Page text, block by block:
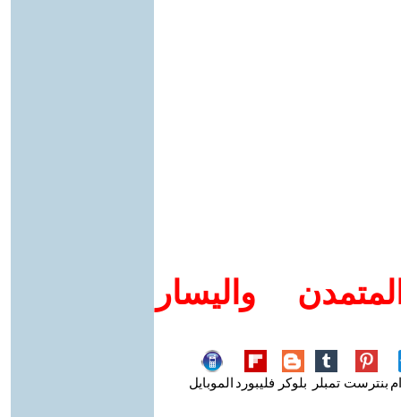
واليسار
بنترست تمبلر بلوكر فليبورد الموبايل